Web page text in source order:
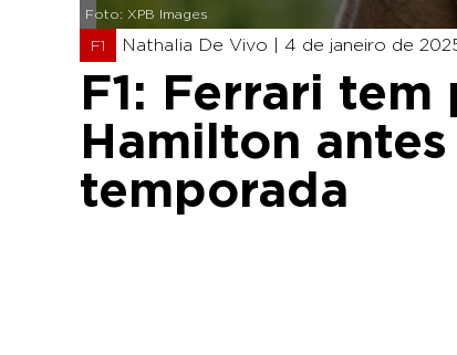
Foto: XPB Images
F1 Nathalia De Vivo | 4 de janeiro de
F1: Ferrari
Hamilton
temporada